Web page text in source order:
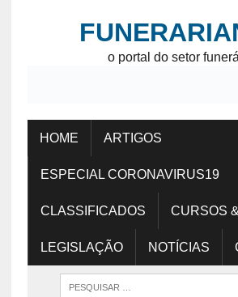
o portal do setor
HOME ARTIGOS
ESPECIAL CORONAVIRUS19
CLASSIFICADOS CURSOS
LEGISLAÇÃO NOTÍCIAS